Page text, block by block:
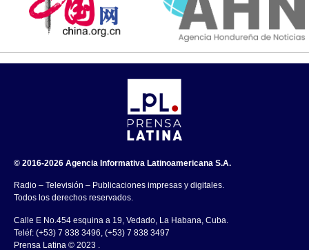
© 2016-2026 Agencia Informativa Latinoamericana S.A.
Radio – Televisión – Publicaciones impresas y digitales.
Todos los derechos reservados.
Calle E No.454 esquina a 19, Vedado, La Habana, Cuba.
Teléf: (+53) 7 838 3496, (+53) 7 838 3497
Prensa Latina © 2023 .